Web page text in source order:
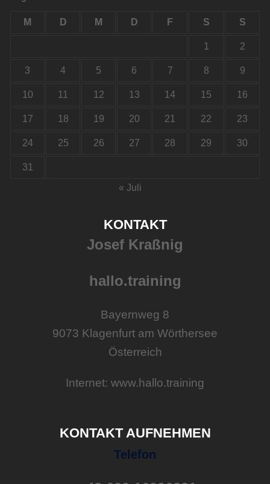
M D M D F S S
1 2
3 4 5 6 7 8 9
10 11 12 13 14 15 16
17 18 19 20 21 22 23
24 25 26 27 28 29 30
31
« Juli
KONTAKT
Josef Kraßnig
hallo.training
Bayernweg 8
9073 Klagenfurt am Wörthersee
Österreich
Internet: www.hallo.training
KONTAKT AUFNEHMEN
Telefon